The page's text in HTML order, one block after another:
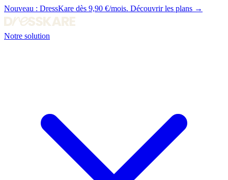
Nouveau : DressKare dès 9,90 €/mois. Découvrir les plans →
Notre solution